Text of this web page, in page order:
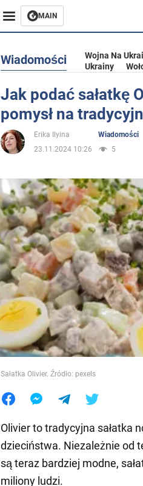
MAIN
Rozrywka
Życie
Społeczeństwo
Wojna na Ukrainie
Świat
Jedzenie
Wiadomości Wojna Na
Ukrainy
Jak podać sałatkę
pomysł na
Erika Ilyina
Wiadomości
23.11.2024 10:26
5
Sałatka Olivier. Źródło: pexels
Olivier to tradycyjna sałatka
dzieciństwa. Niezależnie od
są teraz bardziej modne,
miliony ludzi.